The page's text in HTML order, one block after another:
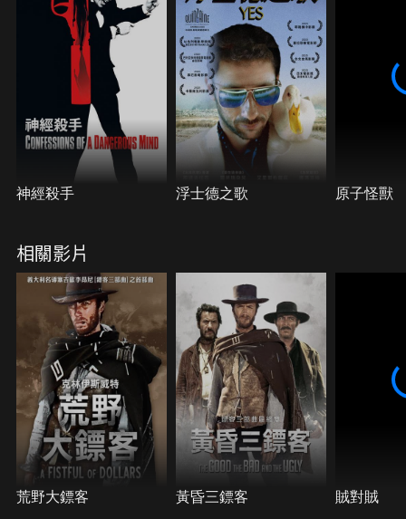
打算追殺印迪奧，經過交手兩人發現對方的實力和自
己不相上下，於是他們決定聯手對付印迪奧和他的手
下。無名氏假裝成劫犯加入印迪奧的團伙，本打算裡
應外合將敵人消滅結果沒能如願，讓他們搶劫銀行得
手。最後，無名氏和上校追蹤到一個小鎮，在決鬥之
後幹掉了犯罪團伙。上校大仇得報，無名氏也如願以
償地得到了自己的賞金。
神經殺手 浮士德之歌 原子怪獸
相關影片
荒野大鏢客 黃昏三鏢客 賊對賊